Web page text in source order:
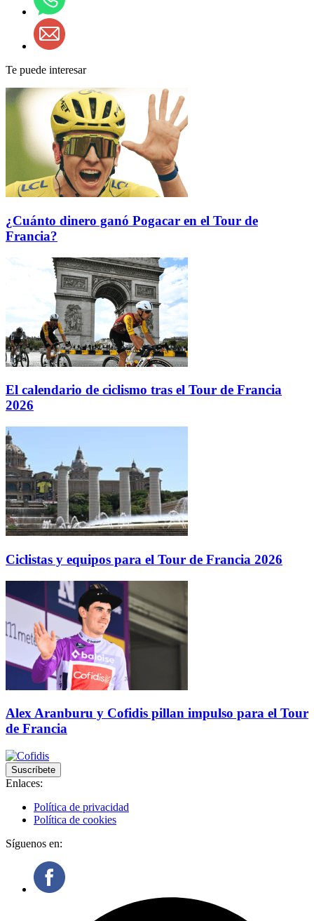
Te puede interesar
¿Cuánto dinero ganó Pogacar en el Tour de
Francia?
El calendario de ciclismo tras el Tour de Francia
2026
Ciclistas y equipos para el Tour de Francia 2026
Alex Aranburu y Cofidis pillan impulso para el Tour
de Francia
Suscríbete
Enlaces:
Política de privacidad
Política de cookies
Síguenos en: